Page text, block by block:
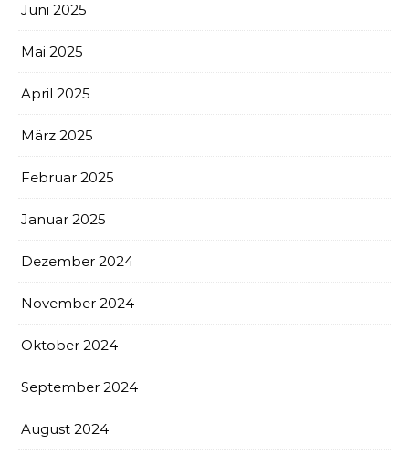
Juni 2025
Mai 2025
April 2025
März 2025
Februar 2025
Januar 2025
Dezember 2024
November 2024
Oktober 2024
September 2024
August 2024